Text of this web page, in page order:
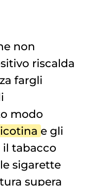
non
riscalda
fargli
modo
e gli
il tabacco
sigarette
supera